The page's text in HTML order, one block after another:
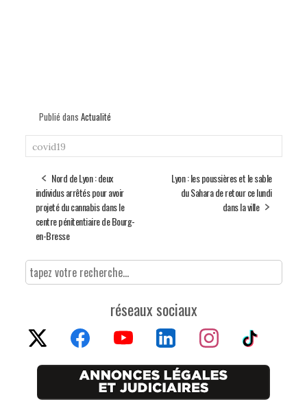
Publié dans Actualité
covid19
Nord de Lyon : deux
individus arrêtés pour avoir
projeté du cannabis dans le
centre pénitentiaire de Bourg-
en-Bresse
Lyon : les poussières et le sable
du Sahara de retour ce lundi
dans la ville
réseaux sociaux